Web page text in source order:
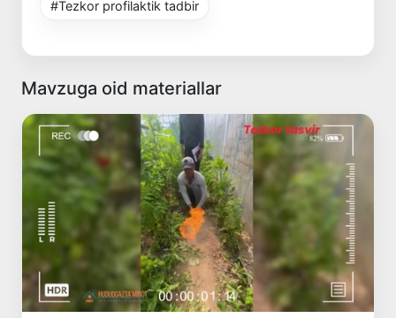
#Tezkor profilaktik tadbir
Mavzuga oid materiallar